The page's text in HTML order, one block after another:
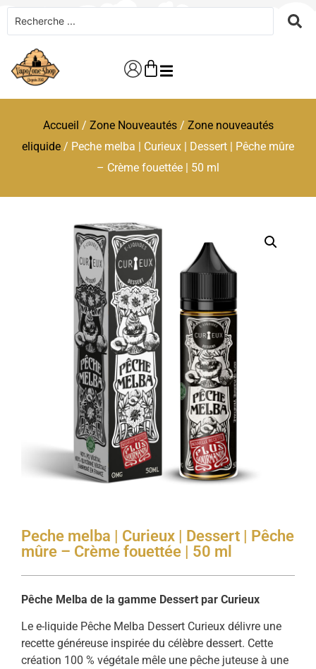
Accueil / Zone Nouveautés/ Zone nouveautés
eliquide / Peche melba | Curieux | Dessert | Pêche mûre
– Crème fouettée | 50 ml
Peche melba | Curieux | Dessert | Pêche
mûre – Crème fouettée | 50 ml
Pêche Melba de la gamme Dessert par Curieux
Le e-liquide Pêche Melba Dessert Curieux délivre une
recette généreuse inspirée du célèbre dessert. Cette
création 100 % végétale mêle une pêche juteuse à une